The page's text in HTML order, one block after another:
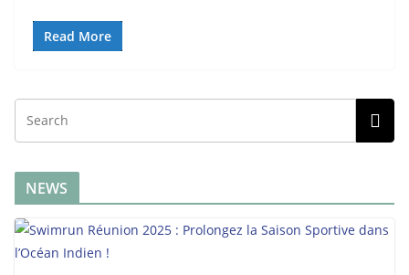
Read More
NEWS